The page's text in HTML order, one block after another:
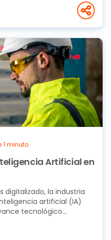
minuto
Artificial en
digitalizado, la industria
artificial (IA)
tecnológico...